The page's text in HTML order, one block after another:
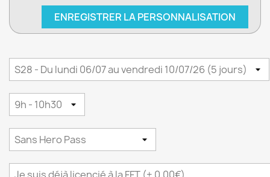
ENREGISTRER LA PERSONNALISATION